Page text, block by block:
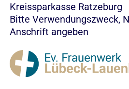
Kreissparkasse Ratzeburg
Bitte Verwendungszweck,
Anschrift angeben